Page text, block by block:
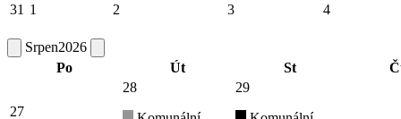
31 1 2 3 4
Srpen2026
Po
Út St
27
28
29